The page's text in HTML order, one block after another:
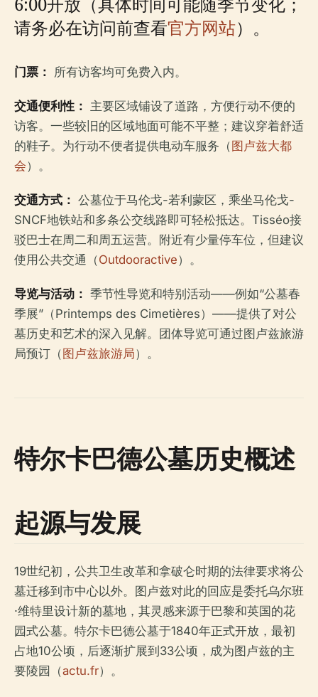
请务必在访问前查看官方网站）。
门票： 所有访客均可免费入内。
交通便利性： 主要区域铺设了道路，方便行动不便的
访客。一些较旧的区域地面可能不平整；建议穿着舒适
的鞋子。为行动不便者提供电动车服务（ 图卢兹大都
会）。
交通方式： 公墓位于马伦戈-若利蒙区，乘坐马伦戈-
SNCF地铁站和多条公交线路即可轻松抵达。Tisséo接
驳巴士在周二和周五运营。附近有少量停车位，但建议
使用公共交通（Outdooractive）。
导览与活动： 季节性导览和特别活动——例如“公墓春
季展”（Printemps des Cimetières）——提供了对公
墓历史和艺术的深入见解。团体导览可通过图卢兹旅游
局预订（ 图卢兹旅游局）。
特尔卡巴德公墓历史概述
起源与发展
19世纪初，公共卫生改革和拿破仑时期的法律要求将公
墓迁移到市中心以外。图卢兹对此的回应是委托乌尔班
·维特里设计新的墓地，其灵感来源于巴黎和英国的花
园式公墓。特尔卡巴德公墓于1840年正式开放，最初
占地10公顷，后逐渐扩展到33公顷，成为图卢兹的主
要陵园（actu.fr）。